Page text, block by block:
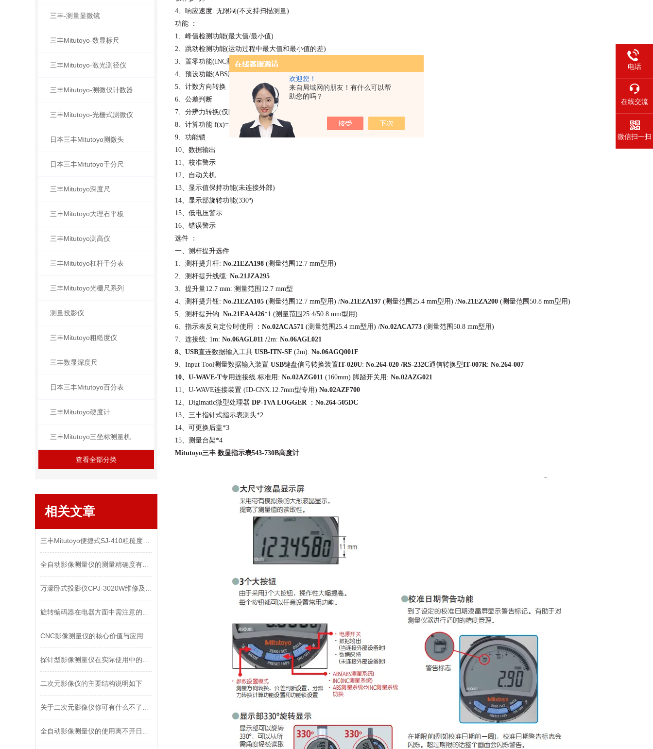
欢迎您！
来自局域网的朋友！有什么可以帮
助您的吗？
三丰-测量显微镜
三丰Mitutoyo-数显标尺
三丰Mitutoyo-激光测径仪
三丰Mitutoyo-测微仪计数器
三丰Mitutoyo-光栅式测微仪
日本三丰Mitutoyo测微头
日本三丰Mitutoyo千分尺
三丰Mitutoyo深度尺
三丰Mitutoyo大理石平板
三丰Mitutoyo测高仪
三丰Mitutoyo杠杆千分表
三丰Mitutoyo光栅尺系列
测量投影仪
三丰Mitutoyo粗糙度仪
三丰数显深度尺
日本三丰Mitutoyo百分表
三丰Mitutoyo硬度计
三丰Mitutoyo三坐标测量机
查看全部分类
相关文章
CNC影像测量仪的核心价值与应用
二次元影像仪的主要结构说明如下
4、响应速度: 无限制(不支持扫描测量)
功能
：
1、峰值检测功能(最大值/最小值)
2、跳动检测功能(运动过程中最大值和最小值的差)
3、置零功能(INC测量系统原点设置)
4、预设功能(ABS测量系统原点设置)
5、计数方向转换
6、公差判断
7、分辨力转换(仅限分辨力0.0005 mm型)
8、计算功能 f(x)=Ax
9、功能锁
10、数据输出
11、校准警示
12、自动关机
13、显示值保持功能(未连接外部)
14、显示部旋转功能(330º)
15、低电压警示
16、错误警示
选件
：
一、测杆提升选件
1、测杆提升杆: No.21EZA198 (测量范围12.7 mm型用)
2、测杆提升线缆: No.21JZA295
3、提升量12.7 mm: 测量范围12.7 mm型
4、测杆提升钮: No.21EZA105 (测量范围12.7 mm型用) /No.21EZA197 (测量范围25.4 mm型用) /No.21EZA200 (测量范围50.8 mm型用)
5、测杆提升钩: No.21EAA426*1 (测量范围25.4/50.8 mm型用)
6、指示表反向定位时使用
： No.02ACA571 (测量范围25.4 mm型用) /No.02ACA773 (测量范围50.8 mm型用)
7、连接线: 1m: No.06AGL011 /2m: No.06AGL021
8、 USB直连数据输入工具 USB-ITN-SF (2m): No.06AGQ001F
9、Input Tool测量数据输入装置 USB键盘信号转换装置IT-020U: No.264-020 /RS-232C通信转换型IT-007R: No.264-007
10、 U-WAVE-T专用连接线 标准用: No.02AZG011 (160mm) 脚踏开关用: No.02AZG021
11、U-WAVE连接装置 (ID-CNX.12.7mm型专用) No.02AZF700
12、Digimatic微型处理器 DP-1VA LOGGER ： No.264-505DC
13、三丰指针式指示表测头*2
14、可更换后盖*3
15、测量台架*4
Mitutoyo三丰 数显指示表543-730B高度计
电话
在线交流
微信扫一扫